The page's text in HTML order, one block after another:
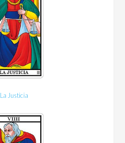
La Justicia